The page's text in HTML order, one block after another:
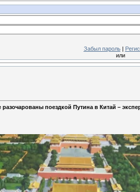
Забыл пароль|
или
поездкой Путина в Китай –